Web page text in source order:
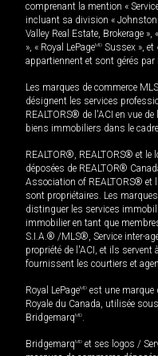
comprenant la mention «
incluant sa division « Johnston
Valley Real Estate, Brokerage »,
», « Royal LePageMD Sussex »,
appartiennent et sont gérés par
Les marques de commerce
désignent les services
REALTORS® de l'ACI en vue
biens immobiliers dans le
REALTOR®, REALTORS® et
déposées de REALTOR®
Association of REALTORS® et
sont propriétaires. Les
distinguer les services
immobilier en tant que
S.I.A.® /MLS®, Service inter-
propriété de l'ACI, et ils
fournissent les courtiers et
Royal LePageMD est une marque
Royale du Canada, utilisée
BridgemarqMD.
BridgemarqMD et ses logos /